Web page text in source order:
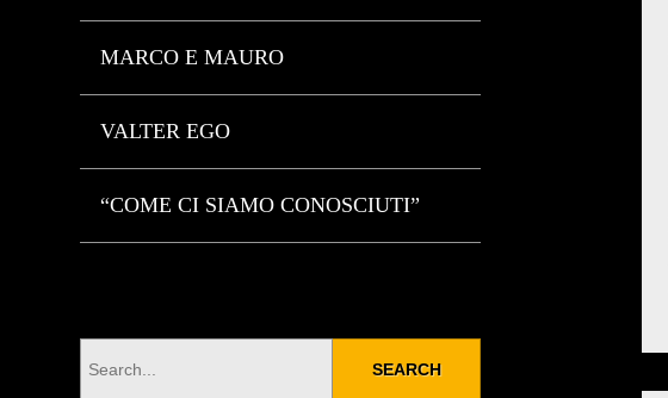
MARCO E MAURO
VALTER EGO
“COME CI SIAMO CONOSCIUTI”